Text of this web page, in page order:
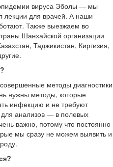
вируса Эболы — мы
лекции для врачей. А наши
Также выезжаем во
Шанхайской организации
Таджикистан, Киргизия,
методы диагностики
нужны методы, которые
инфекцию и не требуют
анализов — в полевых
важно, потому что постоянно
мы сразу не можем выявить и